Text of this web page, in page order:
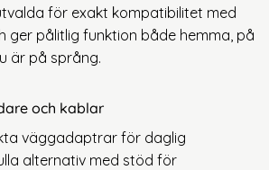
för exakt kompatibilitet med
ger pålitlig funktion både hemma, på
är på språng.
och kablar
väggadaptrar för daglig
alternativ med stöd för